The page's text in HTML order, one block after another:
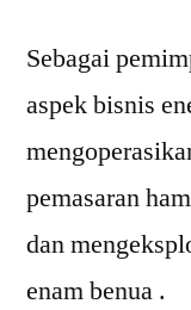
Sebagai
aspek bisnis
pemasaran
dan
enam benua .